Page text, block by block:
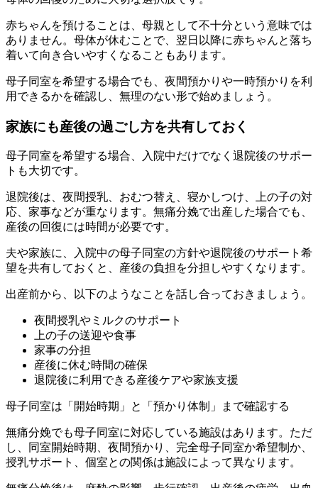
赤ちゃんを預けることは、母親として不十分という意味では
ありません。母体が休むことで、翌日以降に赤ちゃんと落ち
着いて向き合いやすくなることもあります。
母子同室を希望する場合でも、夜間預かりや一時預かりを利
用できるかを確認し、無理のない形で始めましょう。
家族にも産後の過ごし方を共有しておく
母子同室を希望する場合、入院中だけでなく退院後のサポー
トも大切です。
退院後は、夜間授乳、おむつ替え、寝かしつけ、上の子の対
応、家事などが重なります。無痛分娩で出産した場合でも、
産後の回復には時間が必要です。
夫や家族に、入院中の母子同室の方針や退院後のサポート希
望を共有しておくと、産後の負担を分担しやすくなります。
出産前から、以下のようなことを話し合っておきましょう。
夜間授乳やミルクのサポート
上の子の送迎や食事
家事の分担
産後に休む時間の確保
退院後に利用できる産後ケアや家族支援
母子同室は「開始時期」と「預かり体制」まで確認する
無痛分娩でも母子同室に対応している施設はあります。ただ
し、同室開始時期、夜間預かり、完全母子同室か希望制か、
授乳サポート、個室との関係は施設によって異なります。